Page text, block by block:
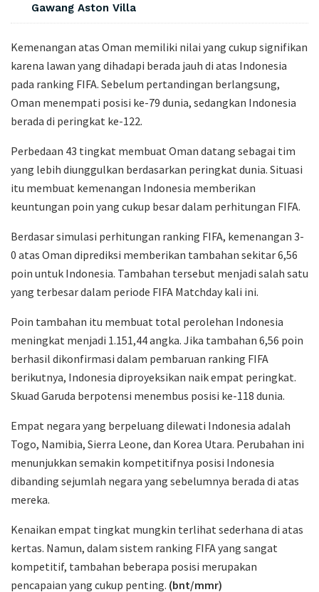
Gawang Aston Villa
Kemenangan atas Oman memiliki nilai yang cukup signifikan
karena lawan yang dihadapi berada jauh di atas Indonesia
pada ranking FIFA. Sebelum pertandingan berlangsung,
Oman menempati posisi ke-79 dunia, sedangkan Indonesia
berada di peringkat ke-122.
Perbedaan 43 tingkat membuat Oman datang sebagai tim
yang lebih diunggulkan berdasarkan peringkat dunia. Situasi
itu membuat kemenangan Indonesia memberikan
keuntungan poin yang cukup besar dalam perhitungan FIFA.
Berdasar simulasi perhitungan ranking FIFA, kemenangan 3-
0 atas Oman diprediksi memberikan tambahan sekitar 6,56
poin untuk Indonesia. Tambahan tersebut menjadi salah satu
yang terbesar dalam periode FIFA Matchday kali ini.
Poin tambahan itu membuat total perolehan Indonesia
meningkat menjadi 1.151,44 angka. Jika tambahan 6,56 poin
berhasil dikonfirmasi dalam pembaruan ranking FIFA
berikutnya, Indonesia diproyeksikan naik empat peringkat.
Skuad Garuda berpotensi menembus posisi ke-118 dunia.
Empat negara yang berpeluang dilewati Indonesia adalah
Togo, Namibia, Sierra Leone, dan Korea Utara. Perubahan ini
menunjukkan semakin kompetitifnya posisi Indonesia
dibanding sejumlah negara yang sebelumnya berada di atas
mereka.
Kenaikan empat tingkat mungkin terlihat sederhana di atas
kertas. Namun, dalam sistem ranking FIFA yang sangat
kompetitif, tambahan beberapa posisi merupakan
pencapaian yang cukup penting. (bnt/mmr)